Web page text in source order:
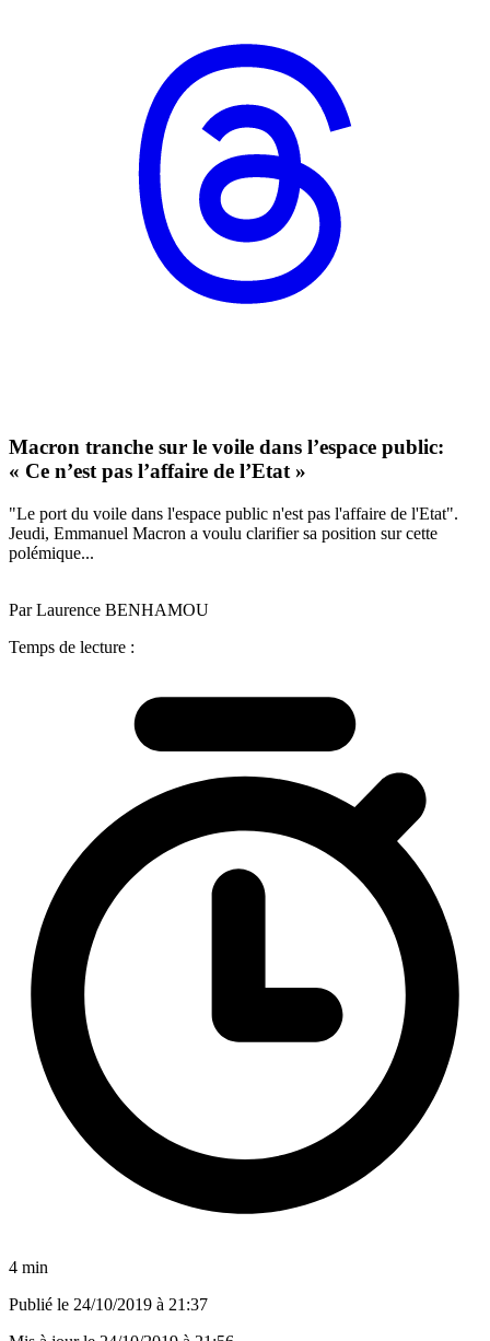
Macron tranche sur le voile dans l’espace public:
« Ce n’est pas l’affaire de l’Etat »
"Le port du voile dans l'espace public n'est pas l'affaire de l'Etat".
Jeudi, Emmanuel Macron a voulu clarifier sa position sur cette
polémique...
Par Laurence BENHAMOU
Temps de lecture :
4 min
Publié le 24/10/2019 à 21:37